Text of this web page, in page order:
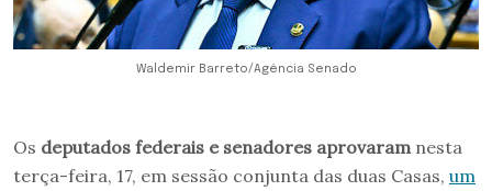
Waldemir Barreto/Agência Senado
Os deputados federais e senadores aprovaram nesta
terça-feira, 17, em sessão conjunta das duas Casas, um